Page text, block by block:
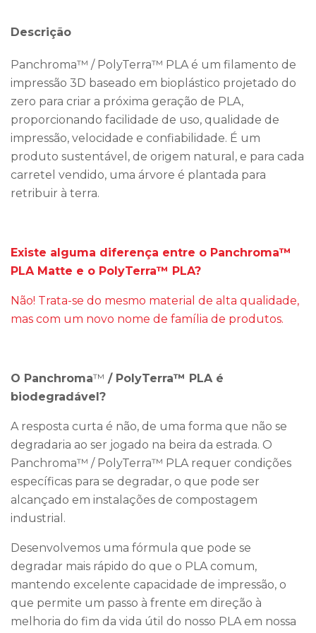
Descrição
Panchroma™ / PolyTerra™ PLA é um filamento de
impressão 3D baseado em bioplástico projetado do
zero para criar a próxima geração de PLA,
proporcionando facilidade de uso, qualidade de
impressão, velocidade e confiabilidade. É um
produto sustentável, de origem natural, e para cada
carretel vendido, uma árvore é plantada para
retribuir à terra.
Existe alguma diferença entre o Panchroma™
PLA Matte e o PolyTerra™ PLA?
Não! Trata-se do mesmo material de alta qualidade,
mas com um novo nome de família de produtos.
O Panchroma™ / PolyTerra™ PLA é
biodegradável?
A resposta curta é não, de uma forma que não se
degradaria ao ser jogado na beira da estrada. O
Panchroma™ / PolyTerra™ PLA requer condições
específicas para se degradar, o que pode ser
alcançado em instalações de compostagem
industrial.
Desenvolvemos uma fórmula que pode se
degradar mais rápido do que o PLA comum,
mantendo excelente capacidade de impressão, o
que permite um passo à frente em direção à
melhoria do fim da vida útil do nosso PLA em nossa